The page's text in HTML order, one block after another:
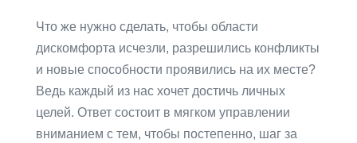
Что же нужно сделать, чтобы области
дискомфорта исчезли, разрешились конфликты
и новые способности проявились на их месте?
Ведь каждый из нас хочет достичь личных
целей. Ответ состоит в мягком управлении
вниманием с тем, чтобы постепенно, шаг за